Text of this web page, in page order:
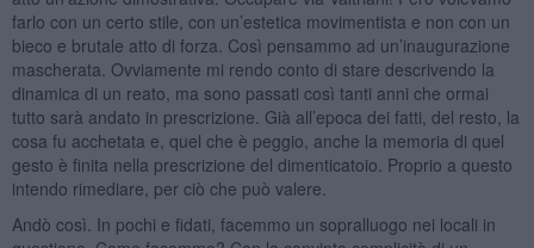
farlo con un certo stile, con un’estetica movimentista e non con un
bieco e brutale atto di forza. Così pensammo ad un’inaugurazione
mascherata. Ovviamente mi rendo conto di stare descrivendo la
dinamica di un reato, ma sono passati così tanti anni che ormai
tutto sarà andato in prescrizione. Già all’epoca dei fatti, del resto, la
cosa fu acchetata e, quel che è peggio, anche la memoria di quel
gesto è finita nella prescrizione del dimenticatoio. Proprio a questo
intendo rimediare, per ciò che può valere.
Andò così. In pochi e fidati, facemmo un sopralluogo nei locali in